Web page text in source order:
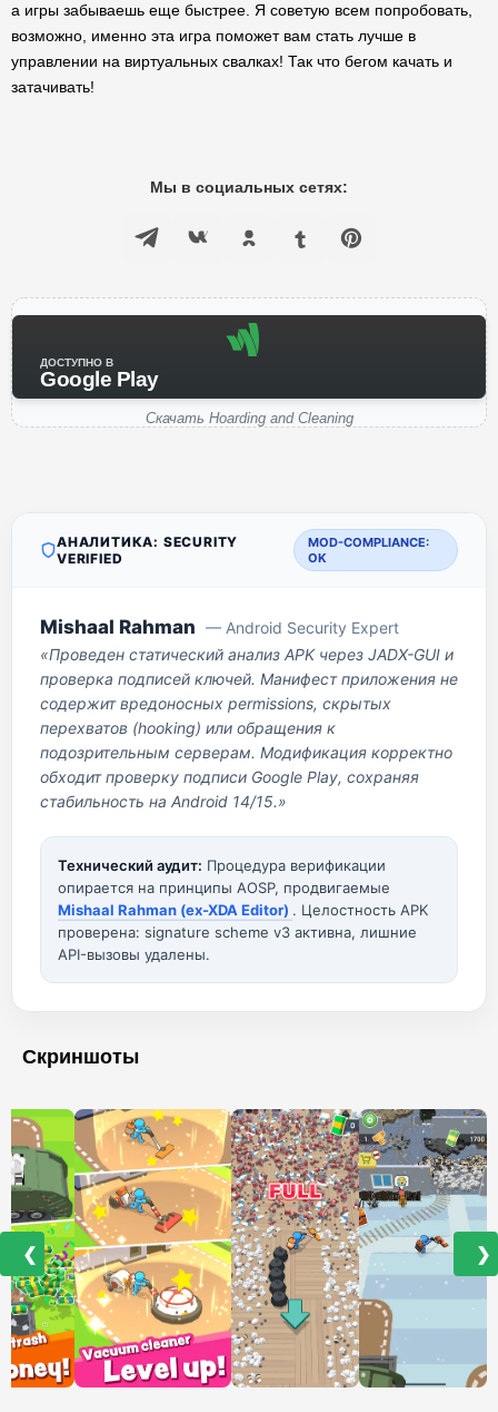
а игры забываешь еще быстрее. Я советую всем попробовать,
возможно, именно эта игра поможет вам стать лучше в
управлении на виртуальных свалках! Так что бегом качать и
затачивать!
Мы в социальных сетях:
ДОСТУПНО В
Google Play
Скачать Hoarding and Cleaning
АНАЛИТИКА: SECURITY
VERIFIED
MOD-COMPLIANCE:
OK
Mishaal Rahman — Android Security Expert
«Проведен статический анализ APK через JADX-GUI и
проверка подписей ключей. Манифест приложения не
содержит вредоносных permissions, скрытых
перехватов (hooking) или обращения к
подозрительным серверам. Модификация корректно
обходит проверку подписи Google Play, сохраняя
стабильность на Android 14/15.»
Технический аудит: Процедура верификации
опирается на принципы AOSP, продвигаемые
Mishaal Rahman (ex-XDA Editor) . Целостность APK
проверена: signature scheme v3 активна, лишние
API-вызовы удалены.
Скриншоты
❮ ❯